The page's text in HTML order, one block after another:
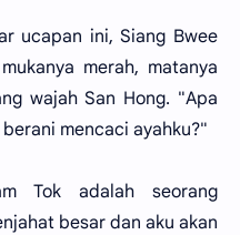
ucapan ini, Siang Bwee
merah, matanya
wajah San Hong. "Apa
mencaci ayahku?"
Tok adalah seorang
besar dan aku akan